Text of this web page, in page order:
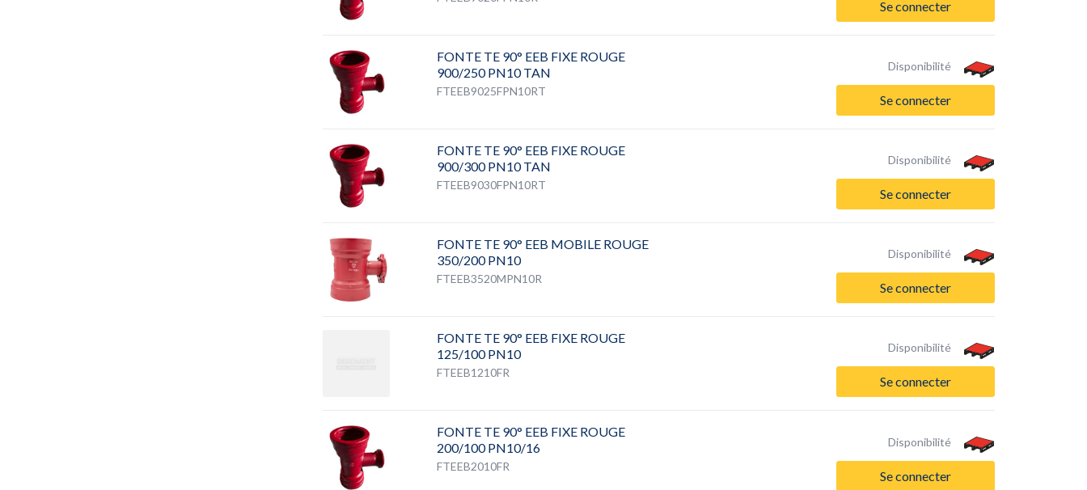
Se connecter
FONTE TE 90° EEB FIXE ROUGE
900/250 PN10 TAN
FTEEB9025FPN10RT
Disponibilité
Se connecter
FONTE TE 90° EEB FIXE ROUGE
900/300 PN10 TAN
FTEEB9030FPN10RT
Disponibilité
Se connecter
FONTE TE 90° EEB MOBILE ROUGE
350/200 PN10
FTEEB3520MPN10R
Disponibilité
Se connecter
FONTE TE 90° EEB FIXE ROUGE
125/100 PN10
FTEEB1210FR
Disponibilité
Se connecter
FONTE TE 90° EEB FIXE ROUGE
200/100 PN10/16
FTEEB2010FR
Disponibilité
Se connecter